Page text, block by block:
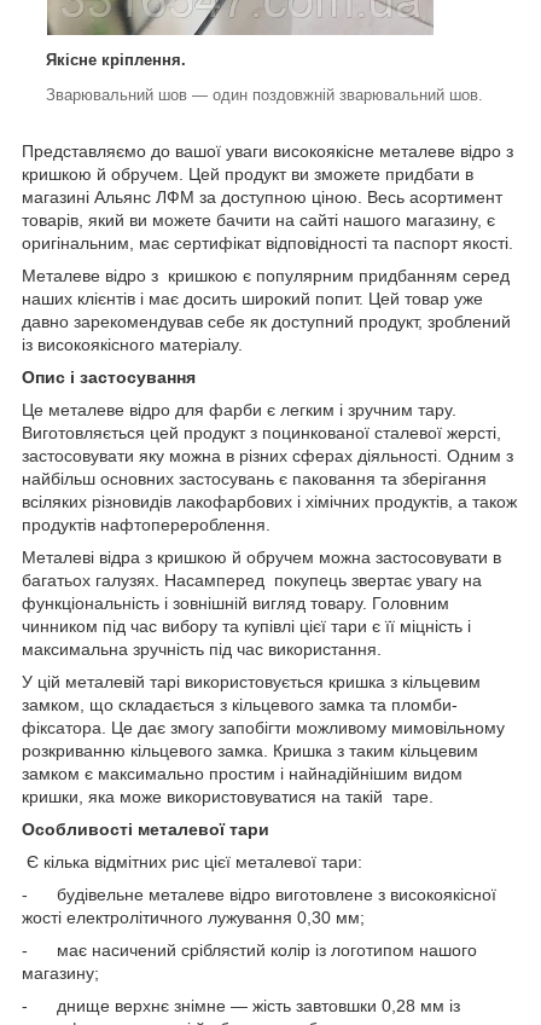
Якісне кріплення.
Зварювальний шов — один поздовжній зварювальний шов.
Представляємо до вашої уваги високоякісне металеве відро з
кришкою й обручем. Цей продукт ви зможете придбати в
магазині Альянс ЛФМ за доступною ціною. Весь асортимент
товарів, який ви можете бачити на сайті нашого магазину, є
оригінальним, має сертифікат відповідності та паспорт якості.
Металеве відро з кришкою є популярним придбанням серед
наших клієнтів і має досить широкий попит. Цей товар уже
давно зарекомендував себе як доступний продукт, зроблений
із високоякісного матеріалу.
Опис і застосування
Це металеве відро для фарби є легким і зручним тару.
Виготовляється цей продукт з поцинкованої сталевої жерсті,
застосовувати яку можна в різних сферах діяльності. Одним з
найбільш основних застосувань є паковання та зберігання
всіляких різновидів лакофарбових і хімічних продуктів, а також
продуктів нафтоперероблення.
Металеві відра з кришкою й обручем можна застосовувати в
багатьох галузях. Насамперед покупець звертає увагу на
функціональність і зовнішній вигляд товару. Головним
чинником під час вибору та купівлі цієї тари є її міцність і
максимальна зручність під час використання.
У цій металевій тарі використовується кришка з кільцевим
замком, що складається з кільцевого замка та пломби-
фіксатора. Це дає змогу запобігти можливому мимовільному
розкриванню кільцевого замка. Кришка з таким кільцевим
замком є максимально простим і найнадійнішим видом
кришки, яка може використовуватися на такій таре.
Особливості металевої тари
Є кілька відмітних рис цієї металевої тари:
- будівельне металеве відро виготовлене з високоякісної
жості електролітичного лужування 0,30 мм;
- має насичений сріблястий колір із логотипом нашого
магазину;
- днище верхнє знімне — жість завтовшки 0,28 мм із